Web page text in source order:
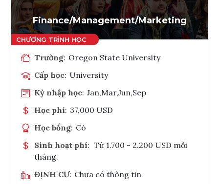
Finance/Management/Marketing
Trường: Oregon State University
Cấp học: University
Kỳ nhập học: Jan,Mar,Jun,Sep
Học phí: 37,000 USD
Học bổng: Có
Sinh hoạt phí: Từ 1.700 - 2.200 USD mỗi
tháng.
ĐỊNH CƯ: Chưa có thông tin